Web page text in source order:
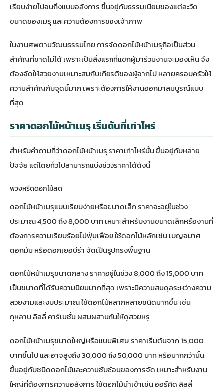
เรียบง่ายไปจนถึงแบบอลังการ ขึ้นอยู่กับธรรมเนียมของแต่ละวัด
ขนาดของเมรุ และความต้องการของเจ้าภาพ
ในงานศพตามวัฒนธรรมไทย การจัดดอกไม้หน้าเมรุถือเป็นส่วน
สำคัญที่ขาดไม่ได้ เพราะเป็นสิ่งแรกที่แขกผู้มาร่วมงานจะมองเห็น จึง
ต้องจัดให้สวยงามเหมาะสมกับเกียรติของผู้จากไป หลายครอบครัวให้
ความสำคัญกับจุดนี้มาก เพราะต้องการให้งานออกมาสมบูรณ์แบบ
ที่สุด
ราคาดอกไม้หน้าเมรุ เริ่มต้นที่เท่าไหร่
สำหรับคำถามที่ว่าดอกไม้หน้าเมรุ ราคาเท่าไหร่นั้น ขึ้นอยู่กับหลาย
ปัจจัย แต่โดยทั่วไปสามารถแบ่งช่วงราคาได้ดังนี้
พวงหรีดดอกไม้สด
ดอกไม้หน้าเมรุแบบเรียบง่ายหรือขนาดเล็ก ราคาจะอยู่ในช่วง
ประมาณ 4,500 ถึง 8,000 บาท เหมาะสำหรับงานขนาดเล็กหรืองานที่
ต้องการความเรียบร้อยไม่ฟุ่มเฟือย ใช้ดอกไม้หลักเช่น เบญจมาศ
ดอกมัม หรือดอกเยอบีร่า จัดเป็นรูปทรงพื้นฐาน
ดอกไม้หน้าเมรุขนาดกลาง ราคาอยู่ในช่วง 8,000 ถึง 15,000 บาท
เป็นขนาดที่ได้รับความนิยมมากที่สุด เพราะมีความสมดุลระหว่างความ
สวยงามและงบประมาณ ใช้ดอกไม้หลากหลายชนิดมากขึ้น เช่น
กุหลาบ ลิลลี่ คาร์เนชั่น ผสมผสานกันให้ดูสวยหรู
ดอกไม้หน้าเมรุขนาดใหญ่หรือแบบพิเศษ ราคาเริ่มต้นจาก 15,000
บาทขึ้นไป และอาจสูงถึง 30,000 ถึง 50,000 บาท หรือมากกว่านั้น
ขึ้นอยู่กับชนิดดอกไม้และความซับซ้อนของการจัด เหมาะสำหรับงาน
ใหญ่ที่ต้องการความอลังการ ใช้ดอกไม้นำเข้าเช่น ออร์คิด ลิลลี่